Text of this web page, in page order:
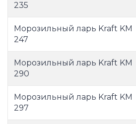
235
Морозильный ларь Kraft KM
247
Морозильный ларь Kraft KM
290
Морозильный ларь Kraft KM
297